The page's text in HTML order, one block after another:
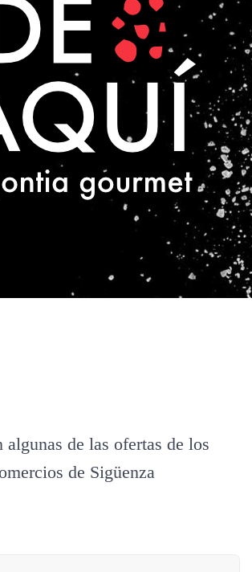
algunas de las ofertas de los
de Sigüenza